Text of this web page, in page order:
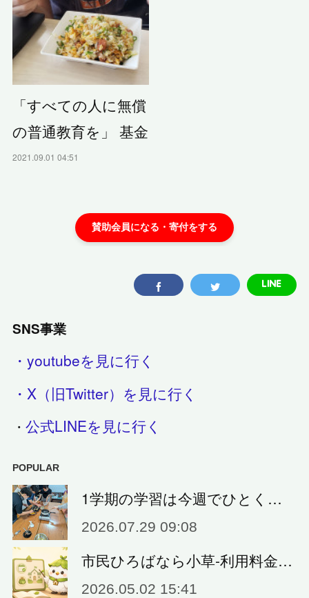
「すべての人に無償
の普通教育を」 基金
2021.09.01 04:51
SNS事業
・youtubeを見に行く
・X（旧Twitter）を見に行く
・公式LINEを見に行く
POPULAR
1学期の学習は今週でひとく…
2026.07.29 09:08
市民ひろばなら小草‐利用料金…
2026.05.02 15:41